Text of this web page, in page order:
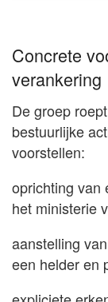
Concrete
verankering
De groep
bestuurlijke
voorstellen:
oprichting van
het ministerie
aanstelling
een helder en